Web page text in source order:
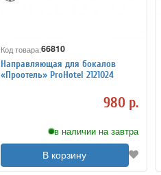
Код товара:66810
Направляющая для бокалов
«Проотель» ProHotel 2121024
980 р.
в наличии на завтра
В корзину